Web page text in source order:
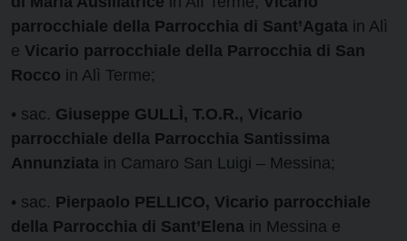
parrocchiale della Parrocchia di Sant’Agata in Alì
e Vicario parrocchiale della Parrocchia di San
Rocco in Alì Terme;
• sac. Giuseppe GULLÌ, T.O.R., Vicario
parrocchiale della Parrocchia Santissima
Annunziata in Camaro San Luigi – Messina;
• sac. Pierpaolo PELLICO, Vicario parrocchiale
della Parrocchia di Sant’Elena in Messina e